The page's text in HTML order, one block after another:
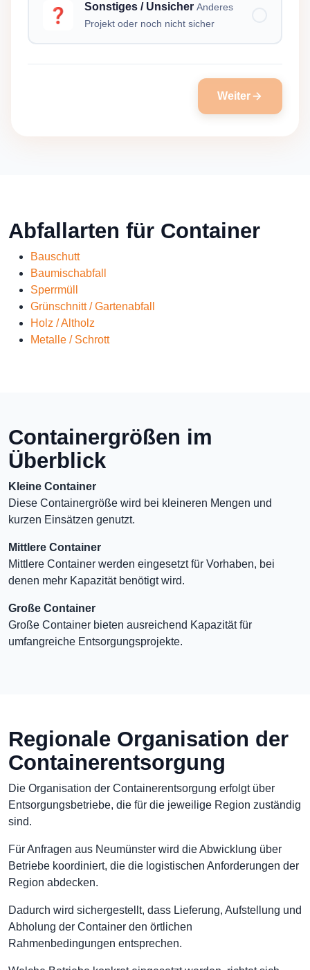
❓ Sonstiges / Unsicher Anderes
Projekt oder noch nicht sicher
Weiter
Abfallarten für Container
Bauschutt
Baumischabfall
Sperrmüll
Grünschnitt / Gartenabfall
Holz / Altholz
Metalle / Schrott
Containergrößen im
Überblick
Kleine Container
Diese Containergröße wird bei kleineren Mengen und
kurzen Einsätzen genutzt.
Mittlere Container
Mittlere Container werden eingesetzt für Vorhaben, bei
denen mehr Kapazität benötigt wird.
Große Container
Große Container bieten ausreichend Kapazität für
umfangreiche Entsorgungsprojekte.
Regionale Organisation der
Containerentsorgung
Die Organisation der Containerentsorgung erfolgt über
Entsorgungsbetriebe, die für die jeweilige Region zuständig
sind.
Für Anfragen aus Neumünster wird die Abwicklung über
Betriebe koordiniert, die die logistischen Anforderungen der
Region abdecken.
Dadurch wird sichergestellt, dass Lieferung, Aufstellung und
Abholung der Container den örtlichen
Rahmenbedingungen entsprechen.